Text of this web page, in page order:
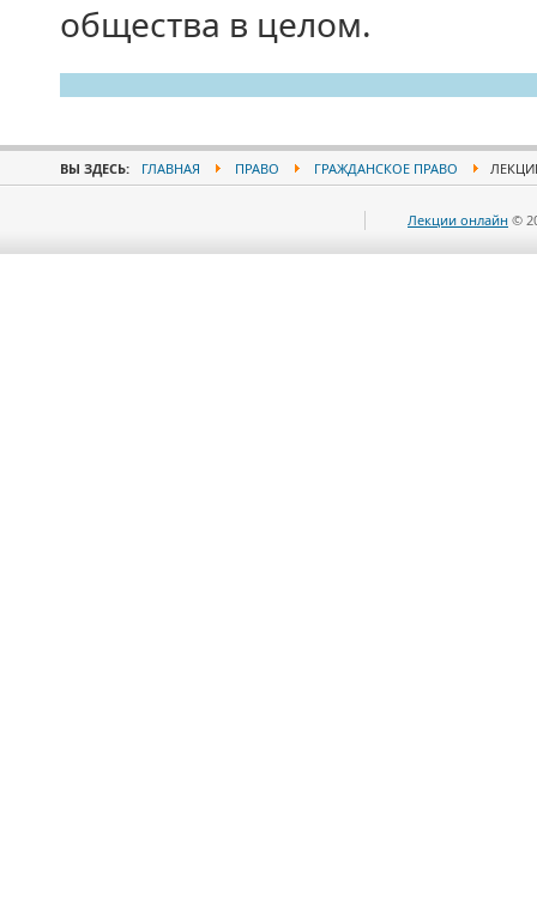
общества в целом.
ВЫ ЗДЕСЬ: ГЛАВНАЯ ПРАВО ГРАЖДАНСКОЕ ПРАВО
Лекции онлайн ©